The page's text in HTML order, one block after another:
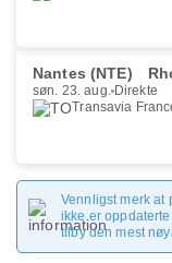
Nantes (NTE)
søn. 23. aug. Direkte
Transavia
Vennligst merk at
ikke er
tilby den mest